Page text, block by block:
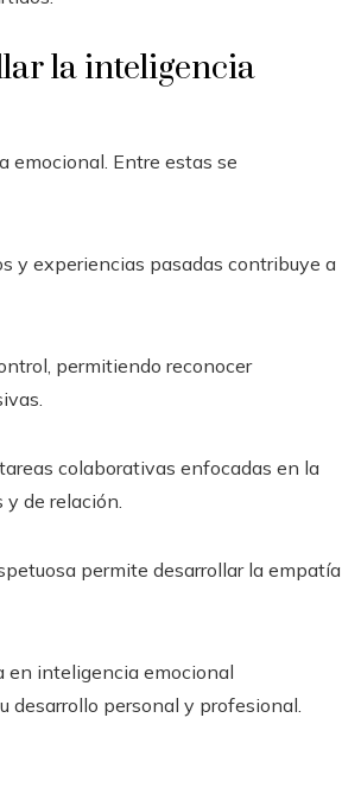
la inteligencia
emocional. Entre estas se
y experiencias pasadas contribuye a
permitiendo reconocer
colaborativas enfocadas en la
de relación.
permite desarrollar la empatía
en inteligencia emocional
desarrollo personal y profesional.